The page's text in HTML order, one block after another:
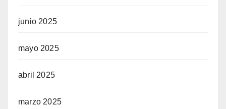
junio 2025
mayo 2025
abril 2025
marzo 2025